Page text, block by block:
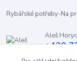
Rybářské potřeby-Na
Aleš
+420